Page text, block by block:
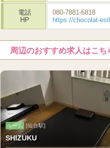
電話
HP
080-7881-6818
https://chocolat-
周辺のおすすめ求人はこち
ルーム [仙台駅]
SHIZUKU